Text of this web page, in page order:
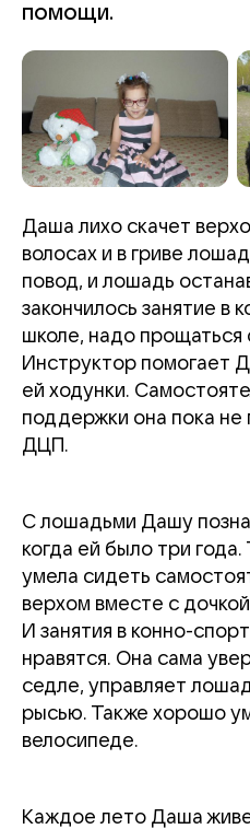
помощи.
Даша лихо скачет
волосах и в гриве
повод, и лошадь
закончилось занятие в
школе, надо прощаться
Инструктор помогает
ей ходунки.
поддержки она пока не
ДЦП.
С лошадьми Дашу
когда ей было три
умела сидеть
верхом вместе с
И занятия в конно-
нравятся. Она сама
седле, управляет
рысью. Также хорошо
велосипеде.
Каждое лето Даша